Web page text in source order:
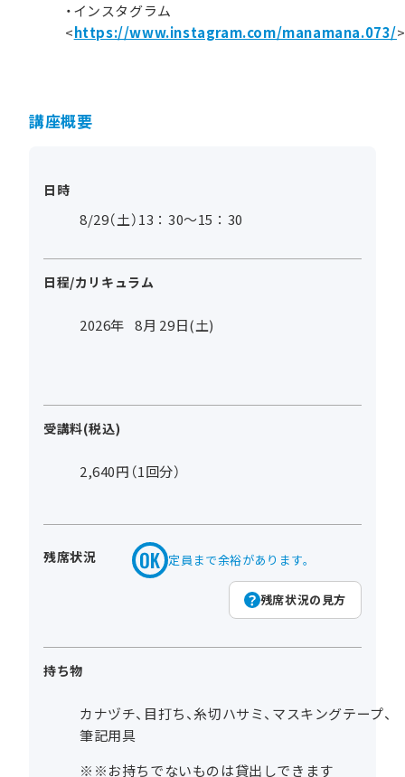
・インスタグラム
<https://www.instagram.com/manamana.073/>
講座概要
日時
8/29（土）13：30～15：30
日程/カリキュラム
2026年 8月 29日(土)
受講料(税込)
2,640円（1回分）
残席状況 定員まで余裕があります。
残席状況の見方
持ち物
カナヅチ、目打ち、糸切ハサミ、マスキングテープ、
筆記用具
※※お持ちでないものは貸出しできます